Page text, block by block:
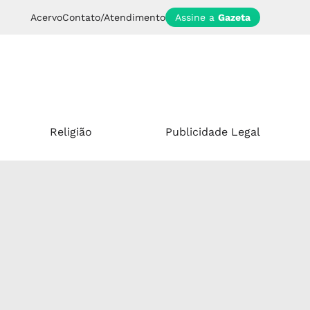
AcervoContato/Atendimento Assine a Gazeta
Religião Publicidade Legal